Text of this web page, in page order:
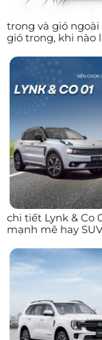
trong và gió ngoài
gió trong, khi nào
chi tiết Lynk & Co
mạnh mẽ hay